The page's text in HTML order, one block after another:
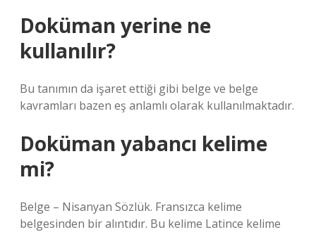
Doküman yerine ne
kullanılır?
Bu tanımın da işaret ettiği gibi belge ve belge
kavramları bazen eş anlamlı olarak kullanılmaktadır.
Doküman yabancı kelime
mi?
Belge – Nisanyan Sözlük. Fransızca kelime
belgesinden bir alıntıdır. Bu kelime Latince kelime